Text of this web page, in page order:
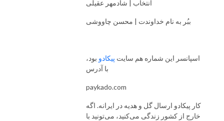
انتخاب | شادمهر عقیلی
ببُر به نام خداوندت | محسن چاووشی
اسپانسر این شماره هم سایت پیکادو بود،
با آدرس
paykado.com
کار پیکادو ارسال گل و هدیه در ایرانه. اگه
خارج از کشور زندگی می‌کنید، می‌تونید با